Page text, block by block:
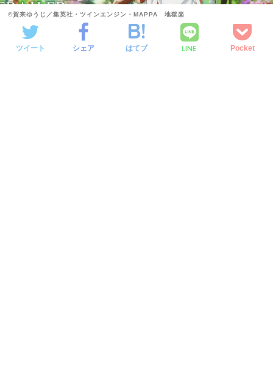
©賀来ゆうじ／集英社・ツインエンジン・MAPPA 地獄楽
ツイート シェア はてブ LINE Pocket